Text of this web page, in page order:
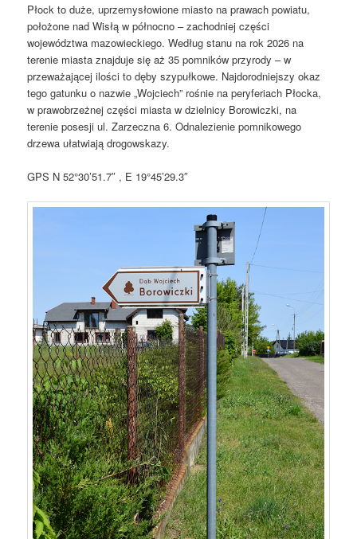
Płock to duże, uprzemysłowione miasto na prawach powiatu,
położone nad Wisłą w północno – zachodniej części
województwa mazowieckiego. Według stanu na rok 2026 na
terenie miasta znajduje się aż 35 pomników przyrody – w
przeważającej ilości to dęby szypułkowe. Najdorodniejszy okaz
tego gatunku o nazwie „Wojciech” rośnie na peryferiach Płocka,
w prawobrzeżnej części miasta w dzielnicy Borowiczki, na
terenie posesji ul. Zarzeczna 6. Odnalezienie pomnikowego
drzewa ułatwiają drogowskazy.
GPS N 52°30’51.7″ , E 19°45’29.3″